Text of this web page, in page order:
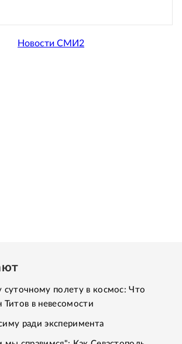
Новости СМИ2
суточному полету в космос: Что
Титов в невесомости
ради эксперимента